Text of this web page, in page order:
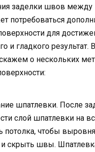
заделки швов между
потребоваться
для
и гладкого результат.
о нескольких
шпатлевки. После
слой шпатлевки на
потолка, чтобы
и скрыть швы.